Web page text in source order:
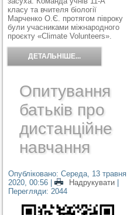
класу та вчителя біології
Марченко О.Є. протягом півроку
були учасниками міжнародного
проєкту «Climate Volunteers».
ДЕТАЛЬНІШЕ...
Опитування
батьків про
дистанційне
навчання
Опубліковано: Середа, 13 травня
2020, 00:56 | Надрукувати
Перегляди: 2044